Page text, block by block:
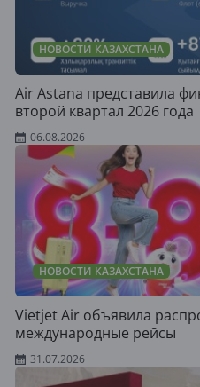
НОВОСТИ КАЗАХСТАНА
Air Astana представила
второй квартал 2026 года
06.08.2026
НОВОСТИ КАЗАХСТАНА
Vietjet Air объявила
международные рейсы
31.07.2026